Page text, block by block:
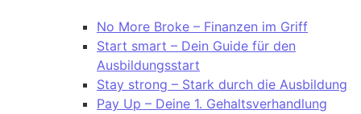
No More Broke – Finanzen im Griff
Start smart – Dein Guide für den
Ausbildungsstart
Stay strong – Stark durch die Ausbildung
Pay Up – Deine 1. Gehaltsverhandlung